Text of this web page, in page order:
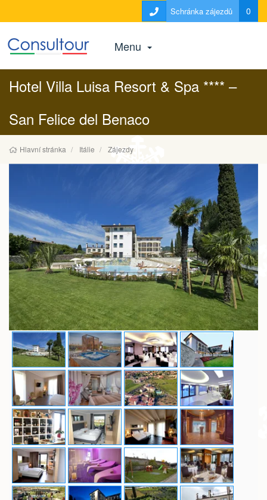
Schránka zájezdů 0
Menu
Hotel Villa Luisa Resort & Spa **** –
San Felice del Benaco
Hlavní stránka Itálie Zájezdy